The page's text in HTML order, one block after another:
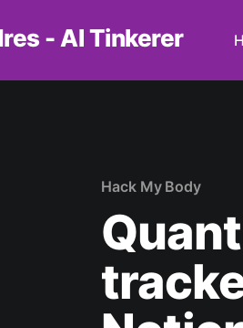
- AI Tinkerer
Hack My Body